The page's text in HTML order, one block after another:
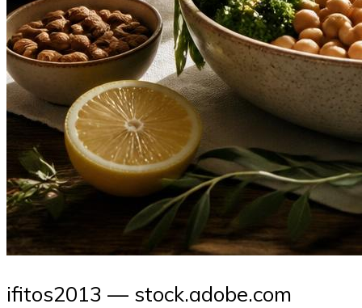
ifitos2013 — stock.adobe.com